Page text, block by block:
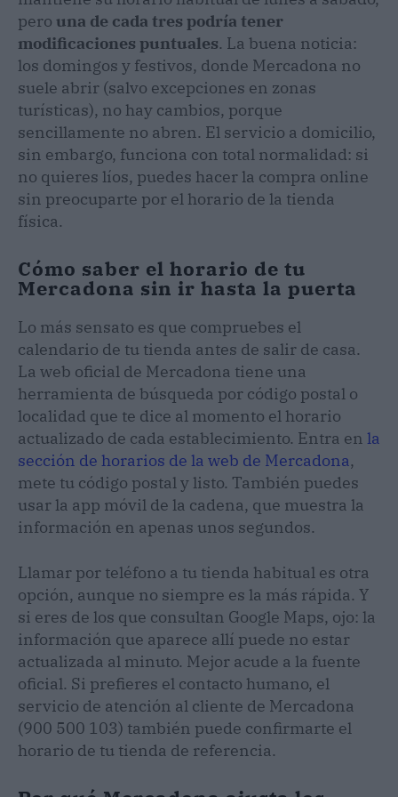
pero una de cada tres podría tener
modificaciones puntuales. La buena noticia:
los domingos y festivos, donde Mercadona no
suele abrir (salvo excepciones en zonas
turísticas), no hay cambios, porque
sencillamente no abren. El servicio a domicilio,
sin embargo, funciona con total normalidad: si
no quieres líos, puedes hacer la compra online
sin preocuparte por el horario de la tienda
física.
Cómo saber el horario de tu
Mercadona sin ir hasta la puerta
Lo más sensato es que compruebes el
calendario de tu tienda antes de salir de casa.
La web oficial de Mercadona tiene una
herramienta de búsqueda por código postal o
localidad que te dice al momento el horario
actualizado de cada establecimiento. Entra en la
sección de horarios de la web de Mercadona,
mete tu código postal y listo. También puedes
usar la app móvil de la cadena, que muestra la
información en apenas unos segundos.
Llamar por teléfono a tu tienda habitual es otra
opción, aunque no siempre es la más rápida. Y
si eres de los que consultan Google Maps, ojo: la
información que aparece allí puede no estar
actualizada al minuto. Mejor acude a la fuente
oficial. Si prefieres el contacto humano, el
servicio de atención al cliente de Mercadona
(900 500 103) también puede confirmarte el
horario de tu tienda de referencia.